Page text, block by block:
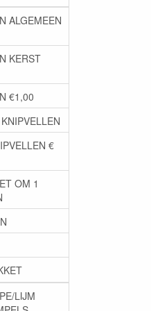
ALGEMEEN
KERST
€1,00
€
OM 1
LIJM